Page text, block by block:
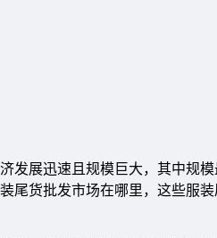
发展迅速且规模巨大，其中规
尾货批发市场在哪里，这些服